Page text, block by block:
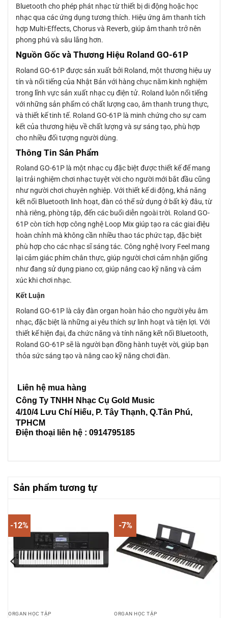
Bluetooth cho phép phát nhạc từ thiết bị di động hoặc học
nhạc qua các ứng dụng tương thích. Hiệu ứng âm thanh tích
hợp Multi-Effects, Chorus và Reverb, giúp âm thanh trở nên
phong phú và sâu lắng hơn.
Nguồn Gốc và Thương Hiệu Roland GO-61P
Roland GO-61P được sản xuất bởi Roland, một thương hiệu uy
tín và nổi tiếng của Nhật Bản với hàng chục năm kinh nghiệm
trong lĩnh vực sản xuất nhạc cụ điện tử. Roland luôn nổi tiếng
với những sản phẩm có chất lượng cao, âm thanh trung thực,
và thiết kế tinh tế. Roland GO-61P là minh chứng cho sự cam
kết của thương hiệu về chất lượng và sự sáng tạo, phù hợp
cho nhiều đối tượng người dùng.
Thông Tin Sản Phẩm
Roland GO-61P là một nhạc cụ đặc biệt được thiết kế để mang
lại trải nghiệm chơi nhạc tuyệt vời cho người mới bắt đầu cũng
như người chơi chuyên nghiệp. Với thiết kế di động, khả năng
kết nối Bluetooth linh hoạt, đàn có thể sử dụng ở bất kỳ đâu, từ
nhà riêng, phòng tập, đến các buổi diễn ngoài trời. Roland GO-
61P còn tích hợp công nghệ Loop Mix giúp tạo ra các giai điệu
hoàn chỉnh mà không cần nhiều thao tác phức tạp, đặc biệt
phù hợp cho các nhạc sĩ sáng tác. Công nghệ Ivory Feel mang
lại cảm giác phím chân thực, giúp người chơi cảm nhận giống
như đang sử dụng piano cơ, giúp nâng cao kỹ năng và cảm
xúc khi chơi nhạc.
Kết Luận
Roland GO-61P là cây đàn organ hoàn hảo cho người yêu âm
nhạc, đặc biệt là những ai yêu thích sự linh hoạt và tiện lợi. Với
thiết kế hiện đại, đa chức năng và tính năng kết nối Bluetooth,
Roland GO-61P sẽ là người bạn đồng hành tuyệt vời, giúp bạn
thỏa sức sáng tạo và nâng cao kỹ năng chơi đàn.
Liên hệ mua hàng
Công Ty TNHH Nhạc Cụ Gold Music
4/10/4 Lưu Chí Hiếu, P. Tây Thạnh, Q.Tân Phú,
TPHCM
Điện thoại liên hệ : 0914795185
Sản phẩm tương tự
-12%
ORGAN HỌC TẬP
-7%
ORGAN HỌC TẬP